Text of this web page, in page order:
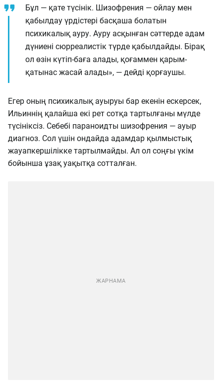
Бұл — қате түсінік. Шизофрения — ойлау мен
қабылдау үрдістері басқаша болатын
психикалық ауру. Ауру асқынған сәттерде адам
дүниені сюрреалистік түрде қабылдайды. Бірақ
ол өзін күтіп-баға алады, қоғаммен қарым-
қатынас жасай алады», — дейді қорғаушы.
Егер оның психикалық ауыруы бар екенін ескерсек,
Ильиннің қалайша екі рет сотқа тартылғаны мүлде
түсініксіз. Себебі параноидты шизофрения — ауыр
диагноз. Сол үшін ондайда адамдар қылмыстық
жауапкершілікке тартылмайды. Ал ол соңғы үкім
бойынша ұзақ уақытқа сотталған.